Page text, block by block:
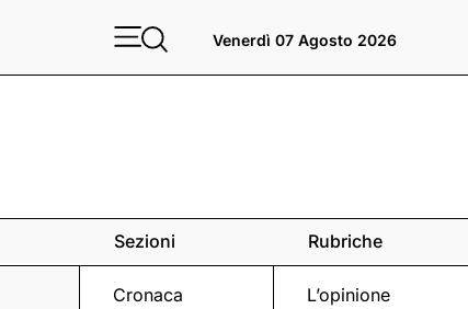
Venerdì 07 Agosto 2026
Sezioni
Cronaca
Rubriche
L’opinione